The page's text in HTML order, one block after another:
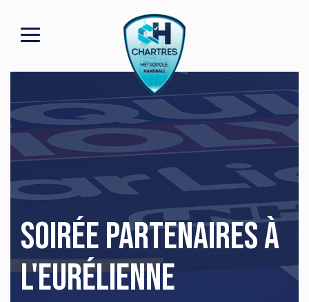
Soirée partenaires à
l'Eurélienne